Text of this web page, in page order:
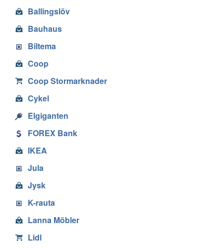
Ballingslöv
Bauhaus
Biltema
Coop
Coop Stormarknader
Cykel
Elgiganten
FOREX Bank
IKEA
Jula
Jysk
K-rauta
Lanna Möbler
Lidl